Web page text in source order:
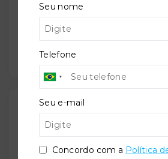
Gostou do imóvel?
Salve ele nos seus favoritos ou
com alguém no WhatsApp:
Seu nome
Telefone
Seu e-mail
Concordo com a Política